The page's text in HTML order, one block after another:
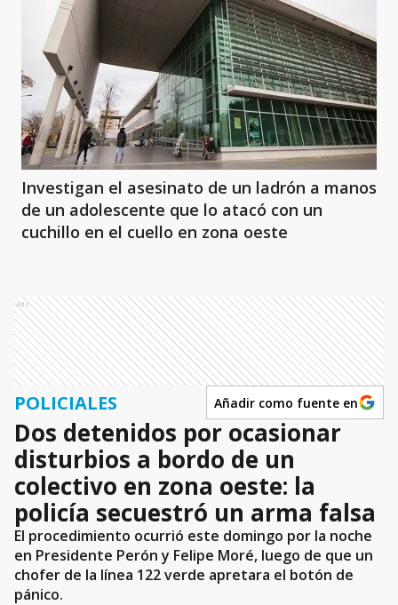
Investigan el asesinato de un ladrón a manos
de un adolescente que lo atacó con un
cuchillo en el cuello en zona oeste
Ads
POLICIALES Añadir como fuente en
Dos detenidos por ocasionar
disturbios a bordo de un
colectivo en zona oeste: la
policía secuestró un arma falsa
El procedimiento ocurrió este domingo por la noche
en Presidente Perón y Felipe Moré, luego de que un
chofer de la línea 122 verde apretara el botón de
pánico.